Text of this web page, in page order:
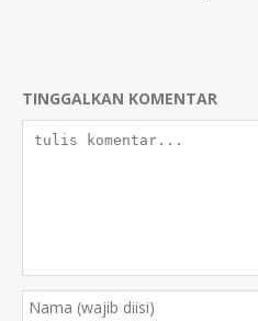
TINGGALKAN KOMENTAR